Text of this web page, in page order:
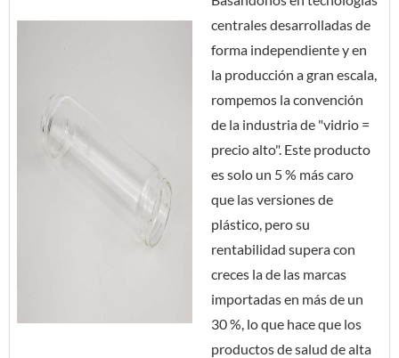
centrales desarrolladas de
forma independiente y en
la producción a gran escala,
rompemos la convención
de la industria de "vidrio =
precio alto". Este producto
es solo un 5 % más caro
que las versiones de
plástico, pero su
rentabilidad supera con
creces la de las marcas
importadas en más de un
30 %, lo que hace que los
productos de salud de alta